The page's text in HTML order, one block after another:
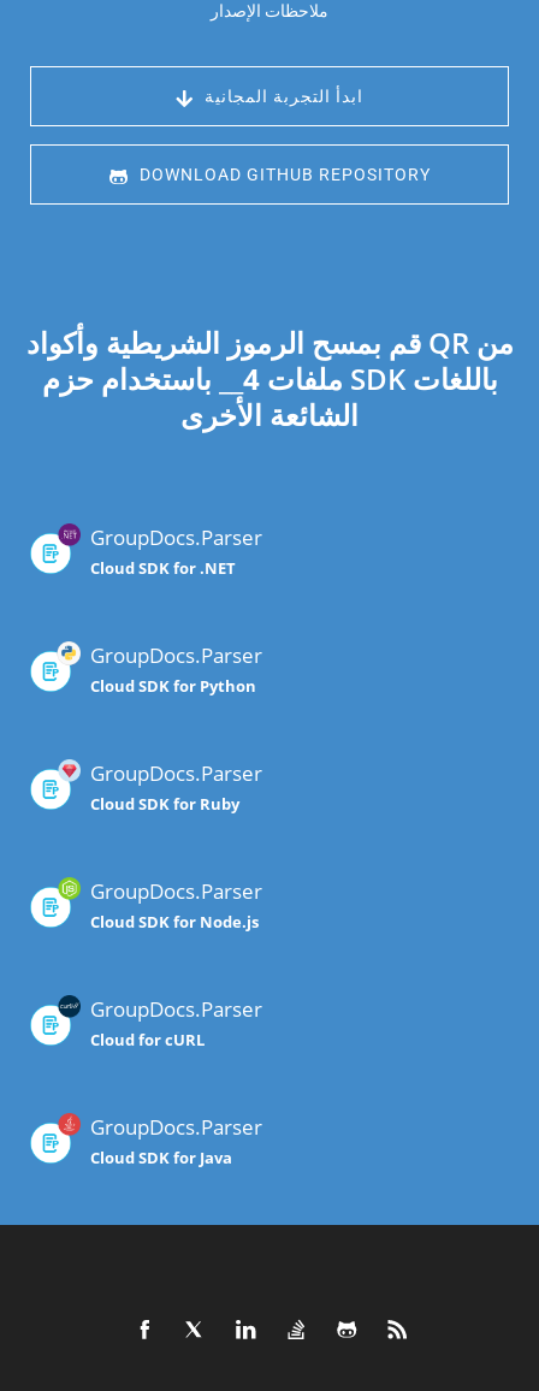
ملاحظات الإصدار
ابدأ التجربة المجانية
DOWNLOAD GITHUB REPOSITORY
قم بمسح الرموز الشريطية وأكواد QR من
ملفات4 __ باستخدام حزم SDK باللغات
الشائعة الأخرى
GroupDocs.Parser
Cloud SDK for .NET
GroupDocs.Parser
Cloud SDK for Python
GroupDocs.Parser
Cloud SDK for Ruby
GroupDocs.Parser
Cloud SDK for Node.js
GroupDocs.Parser
Cloud for cURL
GroupDocs.Parser
Cloud SDK for Java